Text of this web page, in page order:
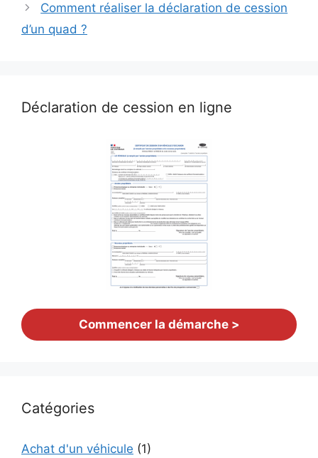
Comment réaliser la déclaration de cession
d’un quad ?
Déclaration de cession en ligne
Commencer la démarche >
Catégories
Achat d'un véhicule (1)